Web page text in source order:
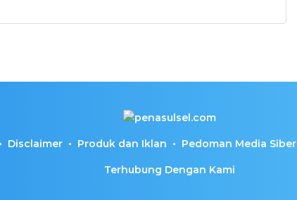
Tahun
Disclaimer Produk dan Iklan Pedoman Media Siber
Terhubung Dengan Kami